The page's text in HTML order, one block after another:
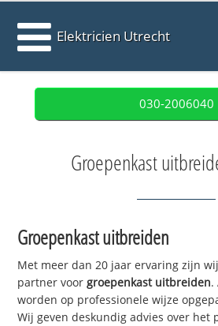
Elektricien Utrecht
030-2006040
Groepenkast
Groepenkast uitbreiden
Met meer dan 20 jaar ervaring zijn
partner voorgroepenkast uitbreiden.
worden op professionele wijze
Wij geven deskundig advies over het